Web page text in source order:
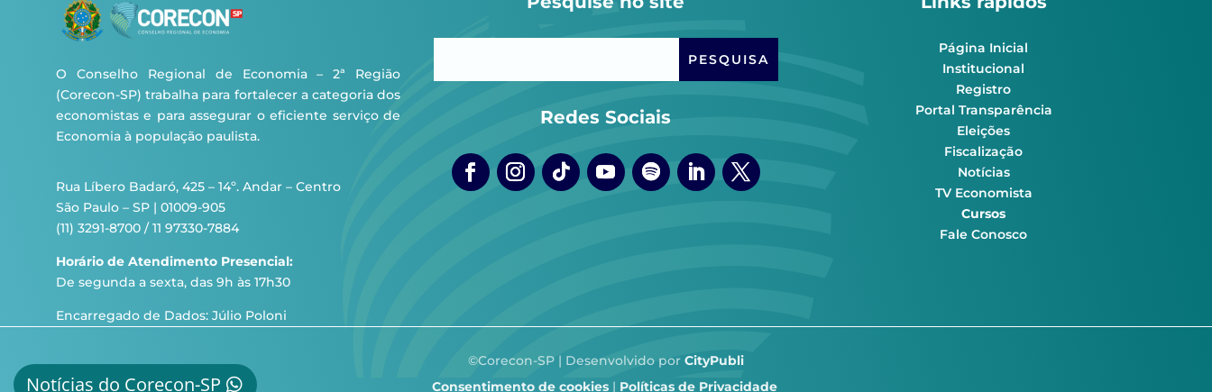
O Conselho Regional de Economia – 2ª Região
(Corecon-SP) trabalha para fortalecer a categoria dos
economistas e para assegurar o eficiente serviço de
Economia à população paulista.
Rua Líbero Badaró, 425 – 14º. Andar – Centro
São Paulo – SP | 01009-905
(11) 3291-8700 / 11 97330-7884
Horário de Atendimento Presencial:
De segunda a sexta, das 9h às 17h30
Encarregado de Dados: Júlio Poloni
Notícias do Corecon-SP
Redes Sociais
Página Inicial
Institucional
Registro
Portal Transparência
Eleições
Fiscalização
Notícias
TV Economista
Cursos
Fale Conosco
©Corecon-SP | Desenvolvido por CityPubli
Consentimento de cookies| Políticas de Privacidade